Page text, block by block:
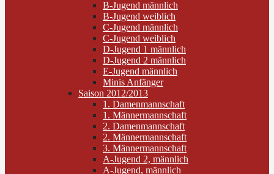
B-Jugend männlich
B-Jugend weiblich
C-Jugend männlich
C-Jugend weiblich
D-Jugend 1 männlich
D-Jugend 2 männlich
E-Jugend männlich
Minis Anfänger
Saison 2012/2013
1. Damenmannschaft
1. Männermannschaft
2. Damenmannschaft
2. Männermannschaft
3. Männermannschaft
A-Jugend 2, männlich
A-Jugend, männlich